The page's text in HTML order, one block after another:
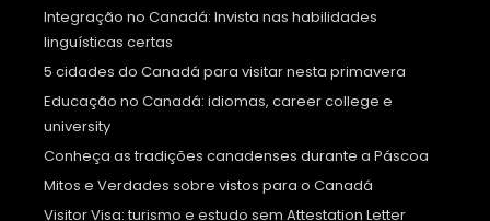
Integração no Canadá: Invista nas habilidades
linguísticas certas
5 cidades do Canadá para visitar nesta primavera
Educação no Canadá: idiomas, career college e
university
Conheça as tradições canadenses durante a Páscoa
Mitos e Verdades sobre vistos para o Canadá
Visitor Visa: turismo e estudo sem Attestation Letter